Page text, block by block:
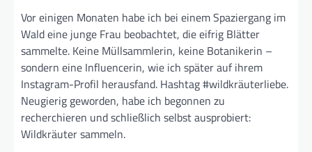
Vor einigen Monaten habe ich bei einem Spaziergang im
Wald eine junge Frau beobachtet, die eifrig Blätter
sammelte. Keine Müllsammlerin, keine Botanikerin –
sondern eine Influencerin, wie ich später auf ihrem
Instagram-Profil herausfand. Hashtag #wildkräuterliebe.
Neugierig geworden, habe ich begonnen zu
recherchieren und schließlich selbst ausprobiert:
Wildkräuter sammeln.